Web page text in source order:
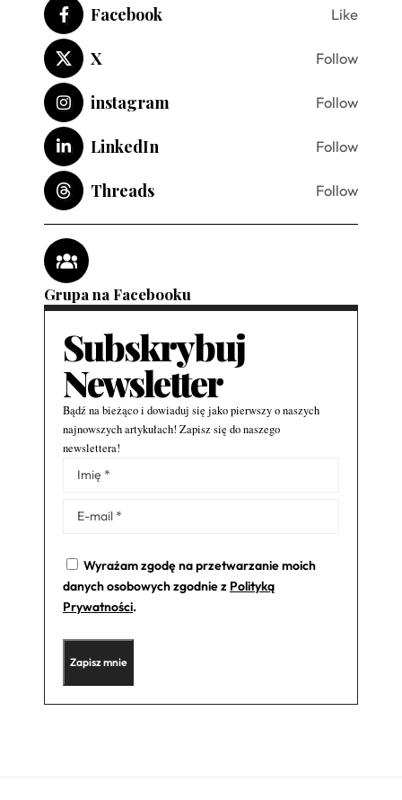
Facebook Like
X Follow
instagram Follow
LinkedIn Follow
Threads Follow
Grupa na Facebooku
Subskrybuj
Newsletter
Bądź na bieżąco i dowiaduj się jako pierwszy o naszych
najnowszych artykułach! Zapisz się do naszego
newslettera!
Wyrażam zgodę na przetwarzanie moich
danych osobowych zgodnie z Polityką
Prywatności.
Alternative: